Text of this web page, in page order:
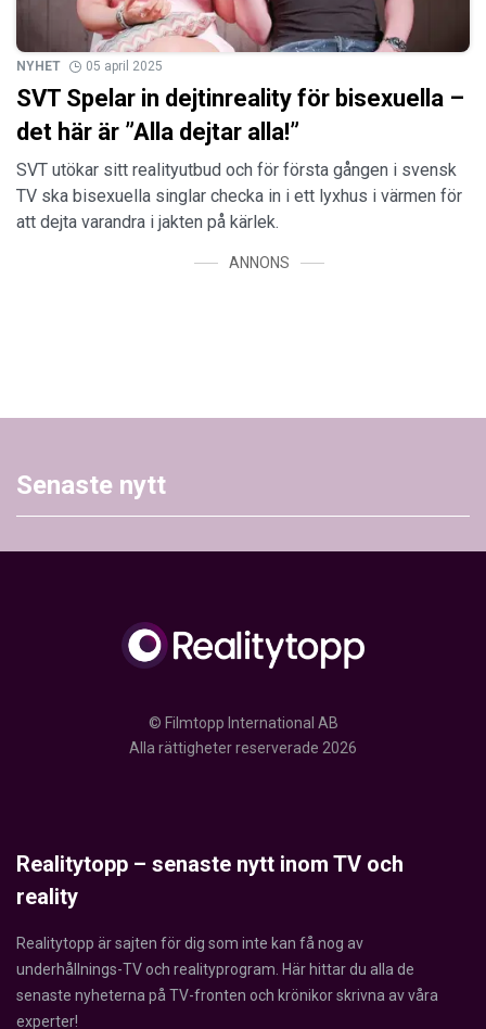
NYHET 05 april 2025
SVT Spelar in dejtinreality för bisexuella –
det här är ”Alla dejtar alla!”
SVT utökar sitt realityutbud och för första gången i svensk
TV ska bisexuella singlar checka in i ett lyxhus i värmen för
att dejta varandra i jakten på kärlek.
ANNONS
Senaste nytt
© Filmtopp International AB
Alla rättigheter reserverade 2026
Realitytopp – senaste nytt inom TV och
reality
Realitytopp är sajten för dig som inte kan få nog av
underhållnings-TV och realityprogram. Här hittar du alla de
senaste nyheterna på TV-fronten och krönikor skrivna av våra
experter!